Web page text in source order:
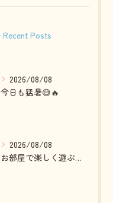
Recent Posts
2026/08/08
今日も猛暑😅🔥
2026/08/08
お部屋で楽しく遊ぶわんこさん💓